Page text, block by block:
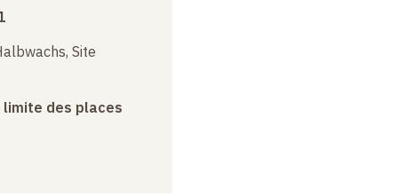
Site
limite des places